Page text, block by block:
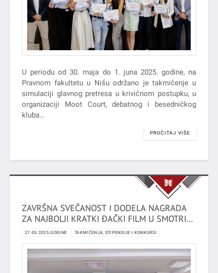
U periodu od 30. maja do 1. juna 2025. godine, na
Pravnom fakultetu u Nišu održano je takmičenje u
simulaciji glavnog pretresa u krivičnom postupku, u
organizaciji Moot Court, debatnog i besedničkog
kluba…
PROČITAJ VIŠE
ZAVRŠNA SVEČANOST I DODELA NAGRADA
ZA NAJBOLJI KRATKI ĐAČKI FILM U SMOTRI
KRATKOG ĐAČKOG FILMA - FILMIĆ 2025
27.05.2025.GODINE TAKMIČENJA, STIPENDIJE I KONKURSI